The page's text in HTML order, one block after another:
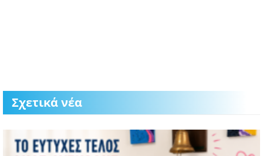
Σχετικά νέα